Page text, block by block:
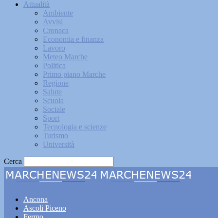
Attualità
Ambiente
Avvisi
Cronaca
Economia e finanza
Lavoro
Meteo Marche
Politica
Primo piano Marche
Regione
Salute
Scuola
Sociale
Sport
Tecnologia e scienze
Turismo
Università
Cerca
Ancona
Ascoli Piceno